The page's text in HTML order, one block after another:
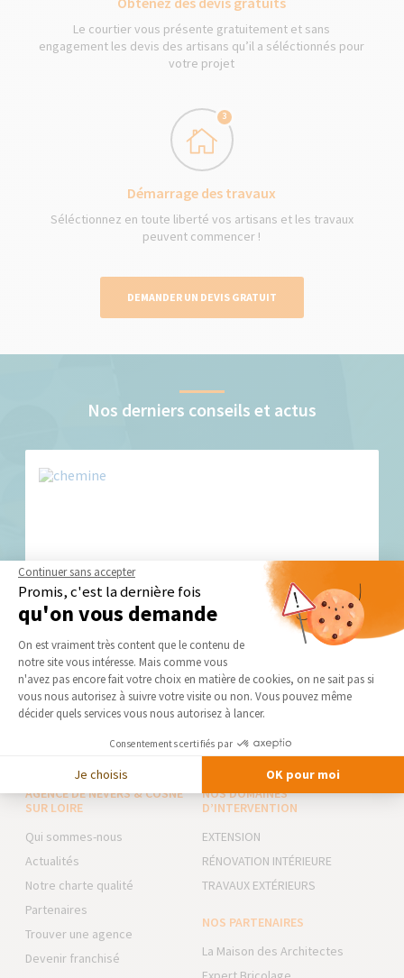
Le courtier vous présente gratuitement et sans
engagement les devis des artisans qu’il a séléctionnés pour
votre projet
3
Démarrage des travaux
Séléctionnez en toute liberté vos artisans et les travaux
peuvent commencer !
DEMANDER UN DEVIS GRATUIT
Nos derniers conseils et actus
Poêle à bois ou cheminée ? Comment choisir ?
Vous voulez un système de chauffage au bois dans votre
VOIR TOUS LES CONSEILS ET INFOS
AGENCE DE NEVERS & COSNE
SUR LOIRE
Qui sommes-nous
Actualités
Notre charte qualité
Partenaires
Trouver une agence
Devenir franchisé
NOS DOMAINES
D’INTERVENTION
EXTENSION
RÉNOVATION INTÉRIEURE
TRAVAUX EXTÉRIEURS
NOS PARTENAIRES
La Maison des Architectes
Continuer sans accepter
Promis, c'est la dernière fois
qu'on vous demande
Plateforme de Gestion du
On est vraiment très content que le contenu de
notre site vous intéresse. Mais comme vous
n'avez pas encore fait votre choix en matière de cookies, on ne sait pas si
vous nous autorisez à suivre votre visite ou non. Vous pouvez même
décider quels services vous nous autorisez à lancer.
Consentements certifiés par
Je choisis OK pour moi
Axeptio consent